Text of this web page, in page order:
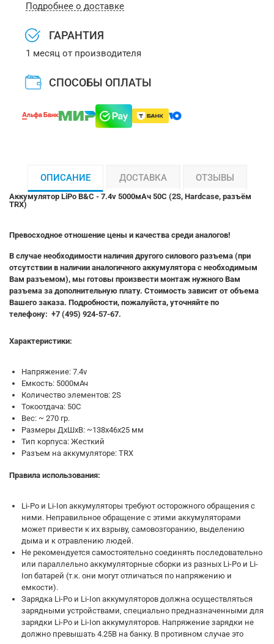
Подробнее о доставке
ГАРАНТИЯ
1 месяц от производителя
СПОСОБЫ ОПЛАТЫ
ОПИСАНИЕ ДОСТАВКА ОТЗЫВЫ
Аккумулятор LiPo B&C - 7.4v 5000мАч 50C (2S, Hardcase, разъём
TRX)
Превосходное отношение цены и качества среди аналогов!
В случае необходимости наличия другого силового разъема (при
отсутствии в наличии аналогичного аккумулятора с необходимым
Вам разъемом), мы готовы произвести монтаж нужного Вам
разъема за дополнительную плату. Стоимость зависит от объема
Вашего заказа. Подробности, пожалуйста, уточняйте по
телефону: +7 (495) 924-57-67.
Характеристики:
Напряжение: 7.4v
Емкость: 5000мАч
Количество элементов: 2S
Токоотдача: 50С
Вес: ~ 270 гр.
Размеры ДхШхВ: ~138x46x25 мм
Тип корпуса: Жесткий
Разъем на аккумуляторе: TRX
Правила использования:
Li-Po и Li-Ion аккумуляторы требуют осторожного обращения с
ними. Неправильное обращение с этими аккумуляторами
может привести к их взрыву, самовозгоранию, выделению
дыма и к отравлению людей.
Не рекомендуется самостоятельно соединять последовательно
или параллельно аккумуляторные сборки из разных Li-Po и Li-
Ion батарей (т.к. они могут отличаться по напряжению и
емкости).
Зарядка Li-Po и Li-Ion аккумуляторов должна осуществляться
зарядными устройствами, специально предназначенными для
зарядки Li-Po и Li-Ion аккумуляторов. Напряжение зарядки не
должно превышать 4.25В на банку. В противном случае это